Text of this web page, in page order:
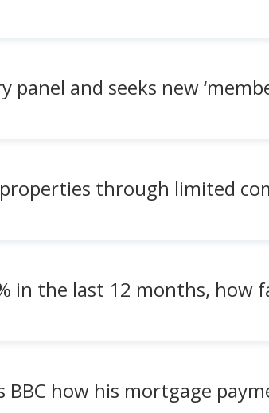
panel and seeks new
through limited
in the last 12 months, how
how his mortgage